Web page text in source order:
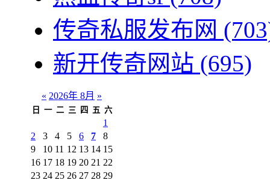
传奇私服发布网
新开传奇网站 (695)
« 2026年 8月 »
日 一 二 三 四 五 六
1
2
3 4 5 6 7
8
9
10 11 12 13 14 15
16 17 18 19 20 21 22
23 24 25 26 27 28 29